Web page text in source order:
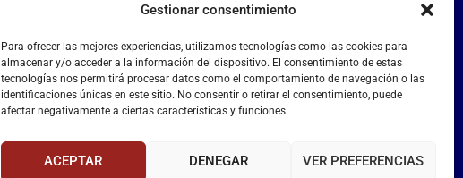
Gestionar consentimiento
Para ofrecer las mejores experiencias, utilizamos tecnologías como las cookies para
almacenar y/o acceder a la información del dispositivo. El consentimiento de estas
tecnologías nos permitirá procesar datos como el comportamiento de navegación o las
identificaciones únicas en este sitio. No consentir o retirar el consentimiento, puede
afectar negativamente a ciertas características y funciones.
ACEPTAR DENEGAR VER PREFERENCIAS